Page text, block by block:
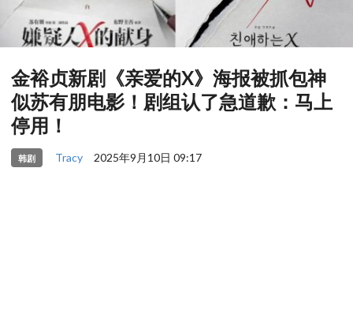
金裕贞新剧《亲爱的X》海报被抓包神
似苏有朋电影！剧组认了急道歉：马上
停用！
韩剧 Tracy 2025年9月10日 09:17